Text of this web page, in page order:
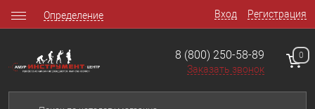
Вход Регистрация
Определение
8 (800) 250-58-89
Заказать звонок
0